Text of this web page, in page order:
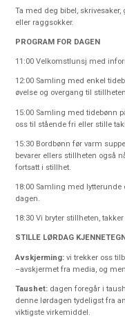
Ta med deg bibel,
eller raggsokker.
PROGRAM FOR DAGEN
11:00 Velkomstlunsj med
12:00 Samling med enkel
øvelse og overgang til
15:00 Samling med tidebønn
oss til stående fri eller stille
15:30 Bordbønn før varm
bevarer ellers stillheten også
fortsatt i stillhet.
18:00 Samling med
dagen.
18:30 Vi bryter stillheten,
STILLE LØRDAG
Avskjerming:vi trekker oss
–avskjermet fra media, og
Taushet: dagen foregår i
denne lørdagen tydeligst fra
viktigste virkemiddel.